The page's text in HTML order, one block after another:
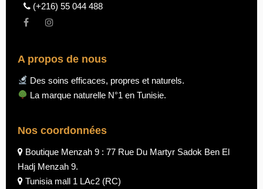
(+216) 55 044 488
A propos de nous
Des soins efficaces, propres et naturels.
La marque naturelle N°1 en Tunisie.
Nos coordonnées
Boutique Menzah 9 : 77 Rue Du Martyr Sadok Ben El
Hadj Menzah 9.
Tunisia mall 1 LAc2 (RC)